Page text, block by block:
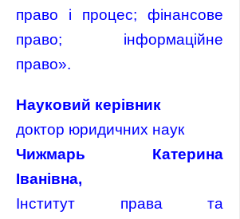
право і процес; фінансове
право; інформаційне
право».
Науковий керівник
доктор юридичних наук
Чижмарь Катерина
Іванівна,
Інститут права та